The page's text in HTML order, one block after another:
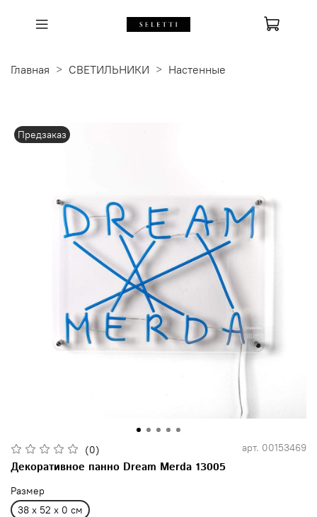
Главная СВЕТИЛЬНИКИ Настенные
Предзаказ
(0) арт. 00153469
Декоративное панно Dream Merda 13005
Размер
38 x 52 x 0 см